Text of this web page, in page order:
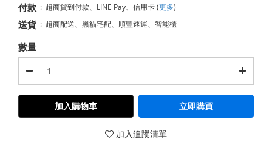
付款 : 超商貨到付款、LINE Pay、信用卡(更多)
送貨 : 超商配送、黑貓宅配、順豐速運、智能櫃
數量
加入購物車 立即購買
加入追蹤清單